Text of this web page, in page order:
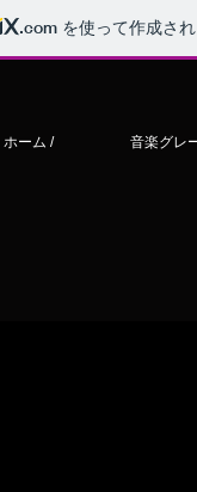
.com を使って作成さ
ホーム / 音楽グレ